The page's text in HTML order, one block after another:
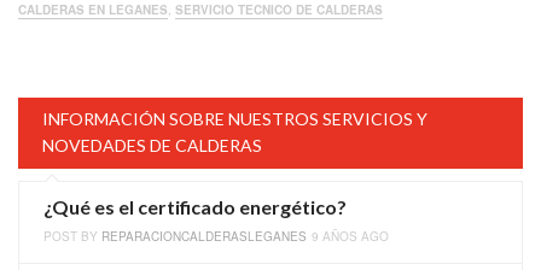
CALDERAS EN LEGANES, SERVICIO TECNICO DE CALDERAS
INFORMACIÓN SOBRE NUESTROS SERVICIOS Y
NOVEDADES DE CALDERAS
¿Qué es el certificado energético?
POST BY REPARACIONCALDERASLEGANES 9 AÑOS AGO